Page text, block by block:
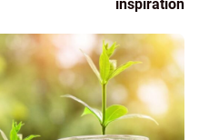
inspiration